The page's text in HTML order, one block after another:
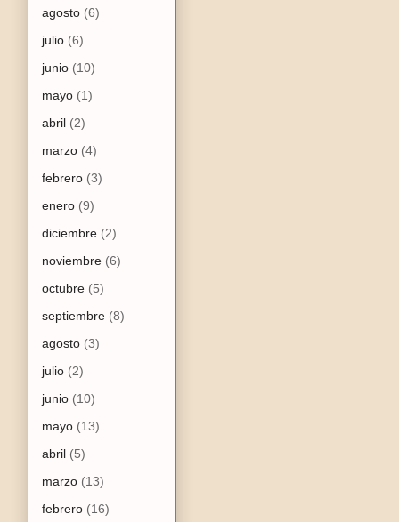
agosto (6)
julio (6)
junio (10)
mayo (1)
abril (2)
marzo (4)
febrero (3)
enero (9)
diciembre (2)
noviembre (6)
octubre (5)
septiembre (8)
agosto (3)
julio (2)
junio (10)
mayo (13)
abril (5)
marzo (13)
febrero (16)